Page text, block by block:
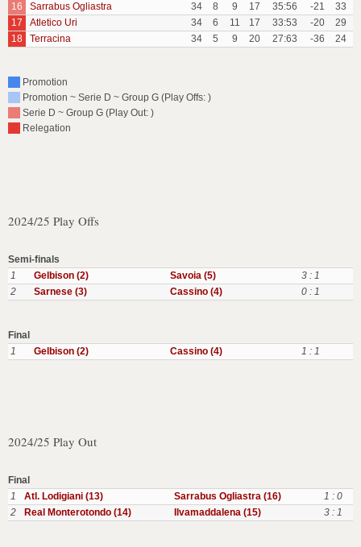
16
Sarrabus Ogliastra 34 8 9 17 35:56 -21
33
17
Atletico Uri 34 6 11 17 33:53 -20
29
18
Terracina 34 5 9 20 27:63 -36 24
Promotion
Promotion ~ Serie D ~ Group G (Play Offs: )
Serie D ~ Group G (Play Out: )
Relegation
2024/25 Play Offs
Semi-finals
1
Gelbison (2) Savoia (5)
3 : 1
2
Sarnese (3) Cassino (4) 0 : 1
Final
1
Gelbison (2) Cassino (4) 1 : 1
2024/25 Play Out
Final
1
Atl. Lodigiani (13) Sarrabus Ogliastra (16)
1 : 0
2
Real Monterotondo (14) Ilvamaddalena (15) 3 : 1